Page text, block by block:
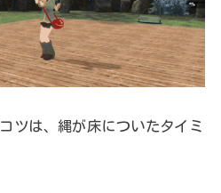
ツは、縄が床についたタイミ